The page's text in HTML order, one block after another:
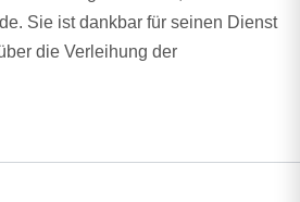
Sie ist dankbar für seinen Dienst
die Verleihung der